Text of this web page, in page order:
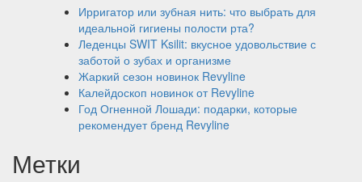
Ирригатор или зубная нить: что выбрать для
идеальной гигиены полости рта?
Леденцы SWIT Ksilit: вкусное удовольствие с
заботой о зубах и организме
Жаркий сезон новинок Revyline
Калейдоскоп новинок от Revyline
Год Огненной Лошади: подарки, которые
рекомендует бренд Revyline
Метки